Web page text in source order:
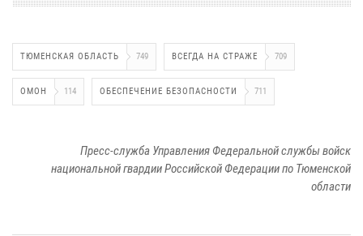
ТЮМЕНСКАЯ ОБЛАСТЬ 749 ВСЕГДА НА СТРАЖЕ 709
ОМОН 114 ОБЕСПЕЧЕНИЕ БЕЗОПАСНОСТИ 711
Пресс-служба Управления Федеральной службы войск
национальной гвардии Российской Федерации по Тюменской
области